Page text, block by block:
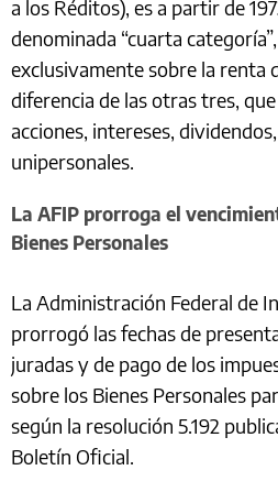
a los Réditos), es a partir de
denominada “cuarta
exclusivamente sobre la renta
diferencia de las otras tres,
acciones, intereses,
unipersonales.
La AFIP prorroga el
Bienes Personales
La Administración Federal de
prorrogó las fechas de
juradas y de pago de los
sobre los Bienes Personales
según la resolución 5.192
Boletín Oficial.